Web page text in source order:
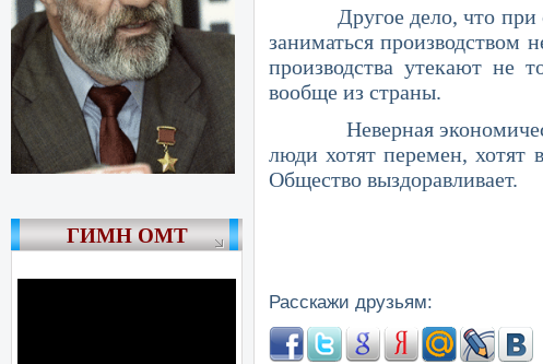
ГИМН ОМТ
Другое дело, что при
заниматься производством
производства утекают не
вообще из страны.
Неверная
люди хотят перемен, хотят
Общество выздоравливает.
Расскажи друзьям: